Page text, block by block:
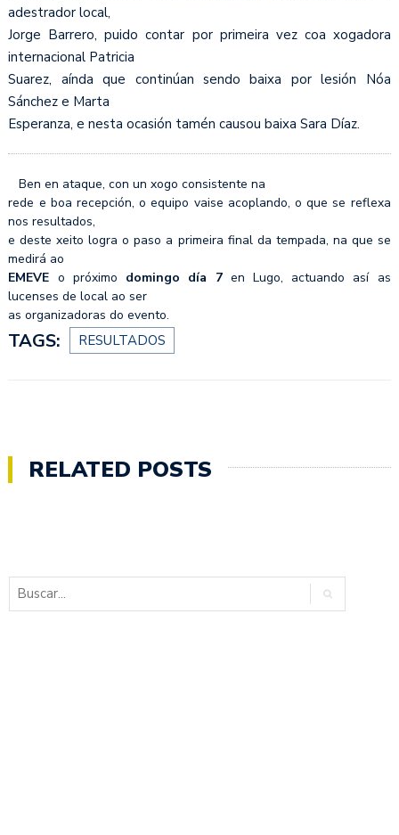
adestrador local,
Jorge Barrero, puido contar por primeira vez coa xogadora
internacional Patricia
Suarez, aínda que continúan sendo baixa por lesión Nóa
Sánchez e Marta
Esperanza, e nesta ocasión tamén causou baixa Sara Díaz.
Ben en ataque, con un xogo consistente na
rede e boa recepción, o equipo vaise acoplando, o que se reflexa
nos resultados,
e deste xeito logra o paso a primeira final da tempada, na que se
medirá ao
EMEVE o próximo domingo día 7en Lugo, actuando así as
lucenses de local ao ser
as organizadoras do evento.
TAGS: RESULTADOS
RELATED POSTS